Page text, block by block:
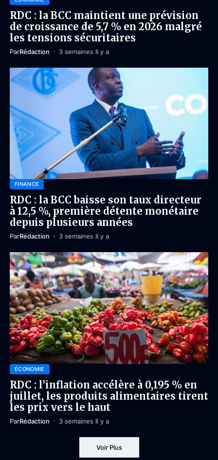
RDC : la BCC maintient une prévision
de croissance de 5,7 % en 2026 malgré
les tensions sécuritaires
ParRédaction 3 semaines Il y a
FINANCE
RDC : la BCC baisse son taux directeur
à 12,5 %, première détente monétaire
depuis plusieurs années
ParRédaction 3 semaines Il y a
ÉCONOMIE
RDC : l’inflation accélère à 0,195 % en
juillet, les produits alimentaires tirent
les prix vers le haut
ParRédaction 3 semaines Il y a
Voir Plus